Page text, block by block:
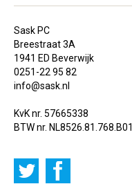
Sask PC
Breestraat 3A
1941 ED Beverwijk
0251-22 95 82
info@sask.nl
KvK nr. 57665338
BTW nr. NL8526.81.768.B01